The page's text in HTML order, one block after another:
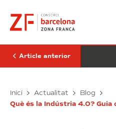
contingut
guia
industrial
completa
Article anterior
Inici Actualitat Blog
Què és la Indústria 4.0?
additiva:
guia